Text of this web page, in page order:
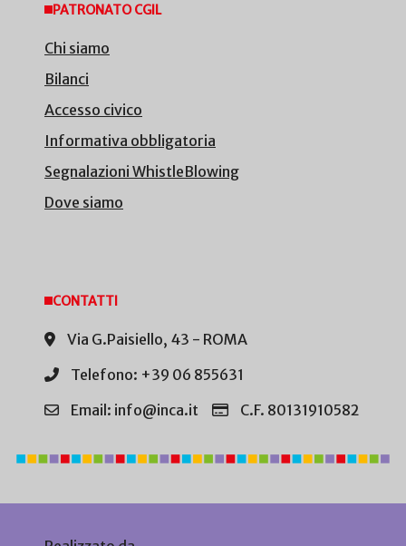
PATRONATO CGIL
Chi siamo
Bilanci
Accesso civico
Informativa obbligatoria
Segnalazioni WhistleBlowing
Dove siamo
CONTATTI
Via G.Paisiello, 43 - ROMA
Telefono: +39 06 855631
Email: info@inca.it
C.F. 80131910582